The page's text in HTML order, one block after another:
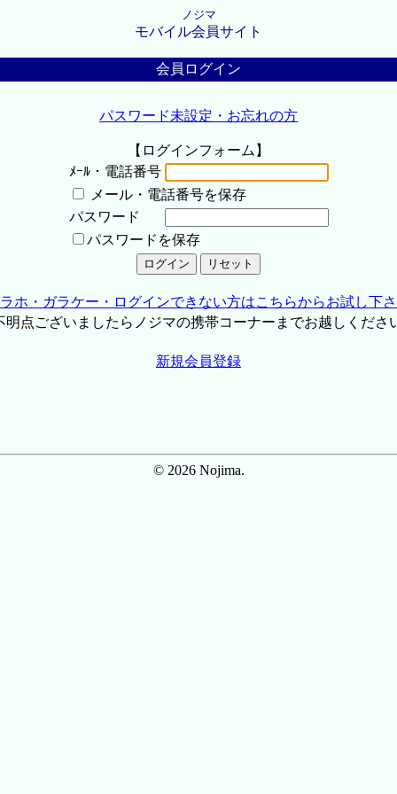
ノジマ
モバイル会員サイト
会員ログイン
パスワード未設定・お忘れの方
【ログインフォーム】
ﾒｰﾙ・電話番号
メール・電話番号を保存
パスワード
パスワードを保存
ホ・ガラケー・ログインできない方はこちらからお試し下
点ございましたらノジマの携帯コーナーまでお越しくださ
新規会員登録
© 2026 Nojima.